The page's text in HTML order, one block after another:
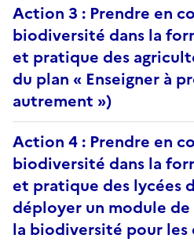
Action 3 : Prendre en
biodiversité dans la
et pratique des
du plan « Enseigner à
autrement »)
Action 4 : Prendre en
biodiversité dans la
et pratique des lycées
déployer un module
la biodiversité pour